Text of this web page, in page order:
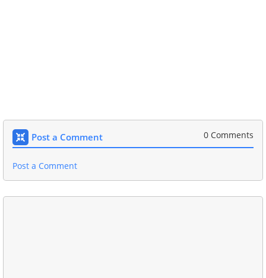
Post a Comment 0 Comments
Post a Comment